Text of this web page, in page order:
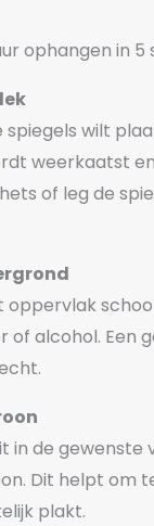
ophangen in 5
wilt
weerkaatst
of leg de
alcohol. Een
in de
Dit helpt om
plakt.